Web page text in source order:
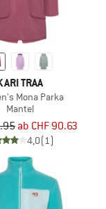
TRAA
Mona Parka
Mantel
ab CHF 90.63
4,0(1)